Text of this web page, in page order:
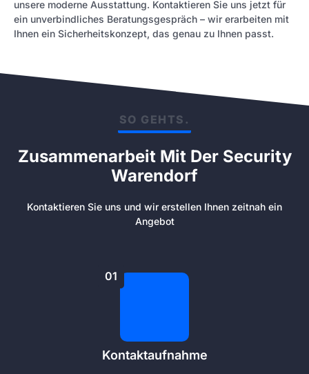
unsere moderne Ausstattung. Kontaktieren Sie uns jetzt für
ein unverbindliches Beratungsgespräch – wir erarbeiten mit
Ihnen ein Sicherheitskonzept, das genau zu Ihnen passt.
SO GEHTS.
Zusammenarbeit Mit Der Security
Warendorf
Kontaktieren Sie uns und wir erstellen Ihnen zeitnah ein
Angebot
01
Kontaktaufnahme